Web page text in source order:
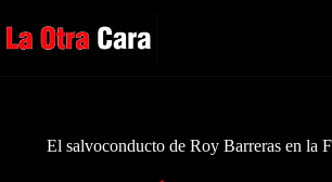
al
contenido
El salvoconducto de Roy Barreras en la